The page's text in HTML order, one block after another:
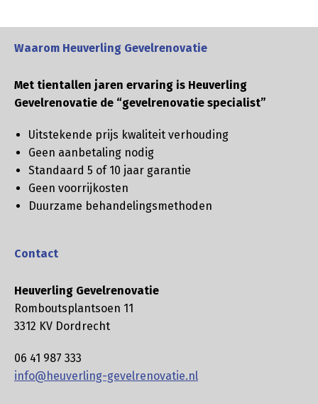
Waarom Heuverling Gevelrenovatie
Met tientallen jaren ervaring is Heuverling
Gevelrenovatie de “gevelrenovatie specialist”
Uitstekende prijs kwaliteit verhouding
Geen aanbetaling nodig
Standaard 5 of 10 jaar garantie
Geen voorrijkosten
Duurzame behandelingsmethoden
Contact
Heuverling Gevelrenovatie
Romboutsplantsoen 11
3312 KV Dordrecht
06 41 987 333
info@heuverling-gevelrenovatie.nl